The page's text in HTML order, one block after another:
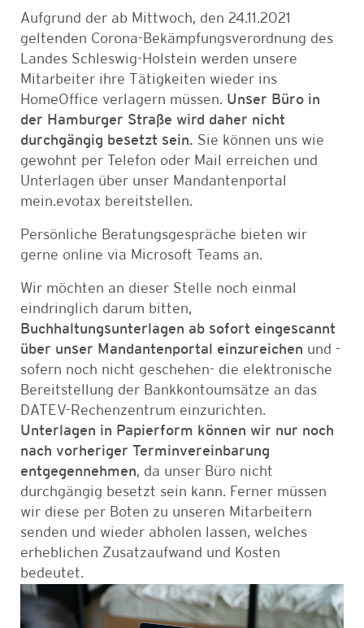
Aufgrund der ab Mittwoch, den 24.11.2021
geltenden Corona-Bekämpfungsverordnung des
Landes Schleswig-Holstein werden unsere
Mitarbeiter ihre Tätigkeiten wieder ins
HomeOffice verlagern müssen. Unser Büro in
der Hamburger Straße wird daher nicht
durchgängig besetzt sein. Sie können uns wie
gewohnt per Telefon oder Mail erreichen und
Unterlagen über unser Mandantenportal
mein.evotax bereitstellen.
Persönliche Beratungsgespräche bieten wir
gerne online via Microsoft Teams an.
Wir möchten an dieser Stelle noch einmal
eindringlich darum bitten,
Buchhaltungsunterlagen ab sofort eingescannt
über unser Mandantenportal einzureichen und -
sofern noch nicht geschehen- die elektronische
Bereitstellung der Bankkontoumsätze an das
DATEV-Rechenzentrum einzurichten.
Unterlagen in Papierform können wir nur noch
nach vorheriger Terminvereinbarung
entgegennehmen, da unser Büro nicht
durchgängig besetzt sein kann. Ferner müssen
wir diese per Boten zu unseren Mitarbeitern
senden und wieder abholen lassen, welches
erheblichen Zusatzaufwand und Kosten
bedeutet.